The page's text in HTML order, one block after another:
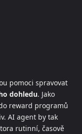
pomoci spravovat
dohledu. Jako
reward programů
AI agent by tak
rutinní, časově